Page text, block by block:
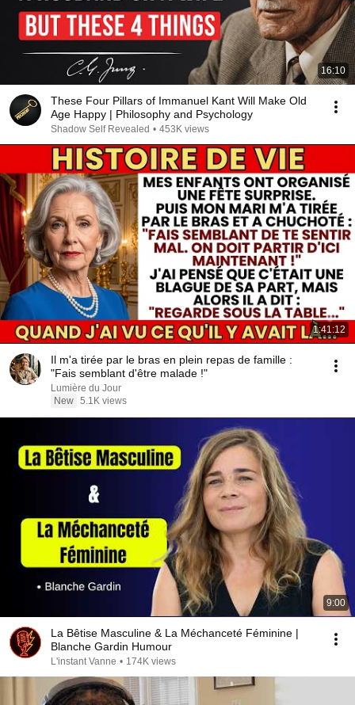
16:10
These Four Pillars of Immanuel Kant Will Make Old
Age Happy | Philosophy and Psychology
Shadow Self Revealed • 453K views
1:41:12
Il m'a tirée par le bras en plein repas de famille :
"Fais semblant d'être malade !"
Lumière du Jour
New 5.1K views
9:00
La Bêtise Masculine & La Méchanceté Féminine |
Blanche Gardin Humour
L'instant Vanne • 174K views